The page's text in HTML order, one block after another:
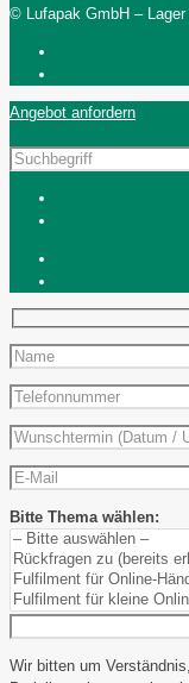
© Lufapak GmbH –
Angebot anfordern
Bitte Thema wählen:
Wir bitten um